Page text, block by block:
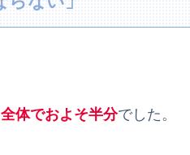
体でおよそ半分でした。